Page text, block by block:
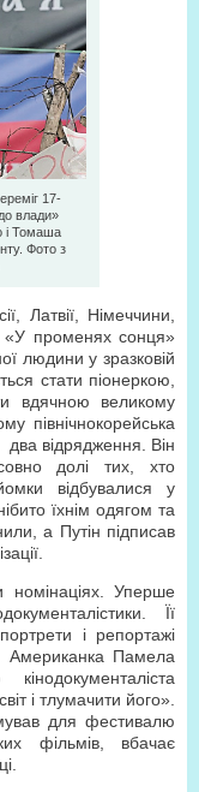
17-
влади»
і Томаша
Фото з
Латвії, Німеччини,
«У променях сонця»
людини у зразковій
стати піонеркою,
вдячною великому
північнокорейська
два відрядження. Він
долі тих, хто
відбувалися у
їхнім одягом та
а Путін підписав
номінаціях. Уперше
Її
і репортажі
Американка Памела
і тлумачити його».
для фестивалю
фільмів, вбачає